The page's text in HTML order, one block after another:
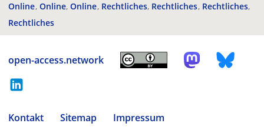
Online Online Online Rechtliches Rechtliches Rechtliches
Rechtliches
open-access.network
Kontakt Sitemap
Impressum